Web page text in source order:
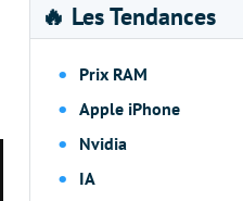
🔥 Les Tendances
Prix RAM
Apple iPhone
Nvidia
IA